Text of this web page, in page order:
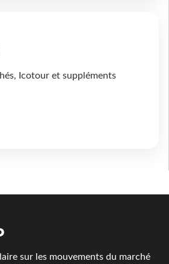
Icotour et suppléments
sur les mouvements du marché